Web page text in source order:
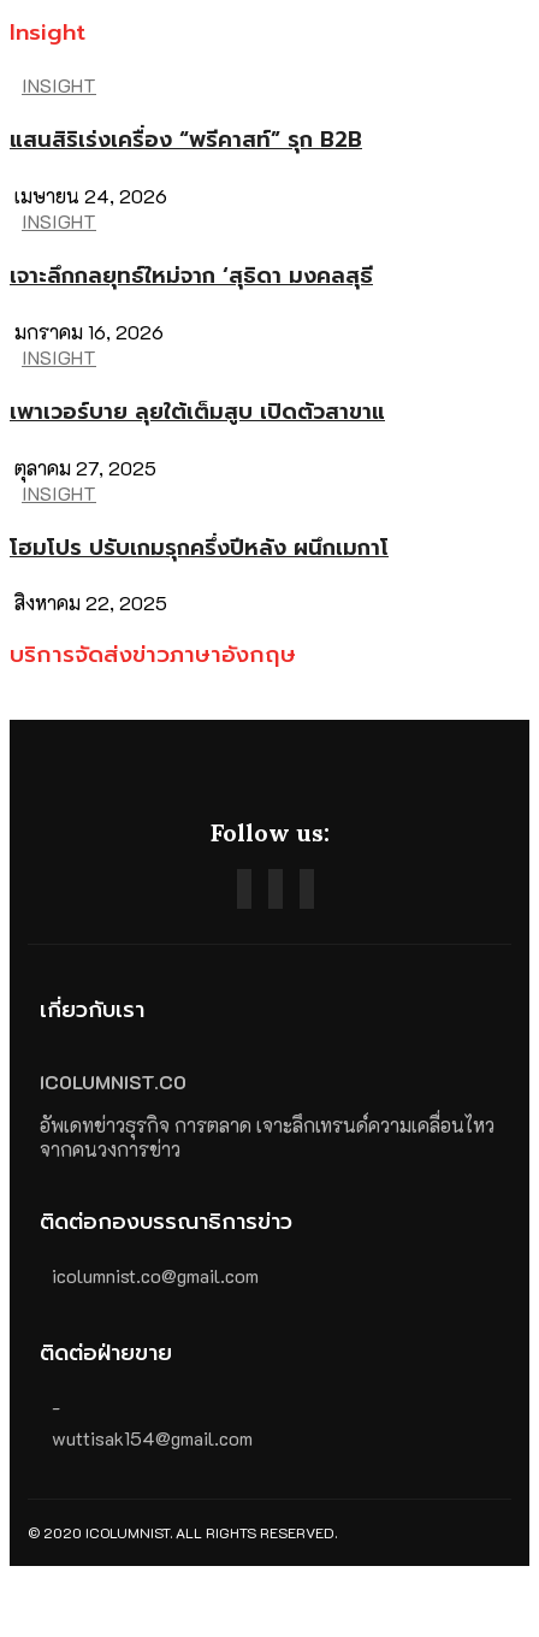
Insight
INSIGHT
แสนสิริเร่งเครื่อง “พรีคาสท์” รุก B2B
เมษายน 24, 2026
INSIGHT
เจาะลึกกลยุทธ์ใหม่จาก ‘สุธิดา มงคลสุธี
มกราคม 16, 2026
INSIGHT
เพาเวอร์บาย ลุยใต้เต็มสูบ เปิดตัวสาขาแ
ตุลาคม 27, 2025
INSIGHT
โฮมโปร ปรับเกมรุกครึ่งปีหลัง ผนึกเมกาโ
สิงหาคม 22, 2025
บริการจัดส่งข่าวภาษาอังกฤษ
Follow us:
เกี่ยวกับเรา
ICOLUMNIST.CO
อัพเดทข่าวธุรกิจ การตลาด เจาะลึกเทรนด์ความเคลื่อนไหว
จากคนวงการข่าว
ติดต่อกองบรรณาธิการข่าว
icolumnist.co@gmail.com
ติดต่อฝ่ายขาย
-
wuttisak154@gmail.com
© 2020 ICOLUMNIST. ALL RIGHTS RESERVED.